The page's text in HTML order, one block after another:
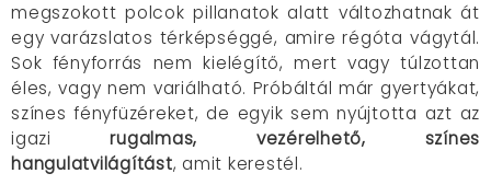
megszokott polcok pillanatok alatt változhatnak át
egy varázslatos térképséggé, amire régóta vágytál.
Sok fényforrás nem kielégítő, mert vagy túlzottan
éles, vagy nem variálható. Próbáltál már gyertyákat,
színes fényfüzéreket, de egyik sem nyújtotta azt az
igazirugalmas, vezérelhető, színes
hangulatvilágítást, amit kerestél.